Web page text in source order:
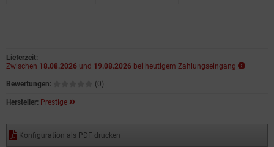
Lieferzeit:
Zwischen 18.08.2026 und 19.08.2026 bei heutigem Zahlungseingang
Bewertungen: (0)
Hersteller: Prestige
Konfiguration als PDF drucken